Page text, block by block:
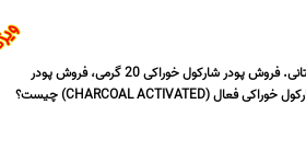
سهند تجهیز نوین. واردات و تهیه کلیه لوازم یکبار مصرف پزشکی و بیمارستانی. فروش پودر شارکول خوراکی 20 گرمی، فروش پودر
شارکول خوراکی 40 گرمی، فروش پودر شارکول خوارکی 50 گرمی، پودر شارکول خوراکی فعال (CHARCOAL ACTIVATED) چیست؟